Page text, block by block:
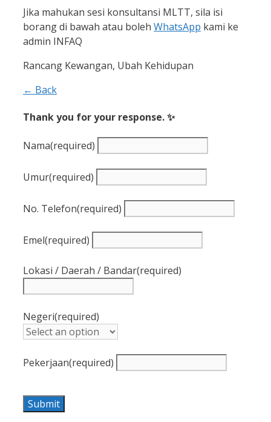
Jika mahukan sesi konsultansi MLTT, sila isi
borang di bawah atau boleh WhatsApp kami ke
admin INFAQ
Rancang Kewangan, Ubah Kehidupan
← Back
Thank you for your response. ✨
Nama(required)
Umur(required)
No. Telefon(required)
Emel(required)
Lokasi / Daerah / Bandar(required)
Negeri(required)
Pekerjaan(required)
Submit